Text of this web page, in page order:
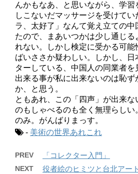
んかもなあ、と思いながら、学
しこないだマッサージを受けて
ラ、太好了」なんて覚え立ての中
たので、まあいつかは少し通じる
れない。しかし検定に受かる可能
ばいささか疑わしい。しかし、日
ターしている、中国人の同業者を
出来る事が私に出来ないのは恥ず
か、と思う。
ともあれ、この「四声」が出来な
のもしゃべるのも全く無理らしい
のみ。がんばりまっす。
- 美術の世界あれこれ
PREV 「コレクター入門」
NEXT 役者絵のヒミツと台北アー